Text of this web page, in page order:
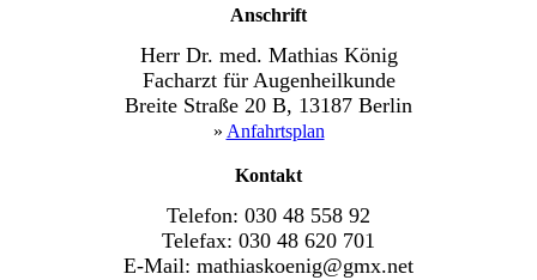
Anschrift
Herr Dr. med. Mathias König
Facharzt für Augenheilkunde
Breite Straße 20 B, 13187 Berlin
» Anfahrtsplan
Kontakt
Telefon: 030 48 558 92
Telefax: 030 48 620 701
E-Mail: mathiaskoenig@gmx.net